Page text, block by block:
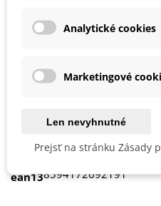
Zloženie:
100 % Chlorella
č. 1924/2006 o výživových a
nedovoľuje informovať vás o
voľne dostupných zdrojoch
Výrobca
ean138594172692191
Analytické cookies
Marketingové
Len nevyhnutné
Prejsť na stránku Zásady